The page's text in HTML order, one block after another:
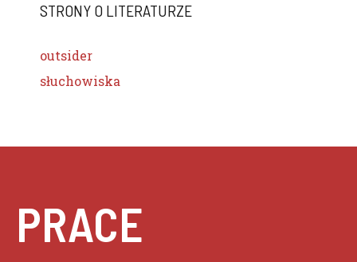
STRONY O LITERATURZE
outsider
słuchowiska
PRACE